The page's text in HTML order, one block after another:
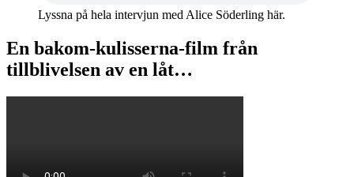
Lyssna på hela intervjun med Alice Söderling här.
En bakom-kulisserna-film från
tillblivelsen av en låt…